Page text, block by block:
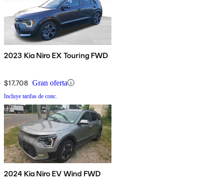
2023 Kia Niro EX Touring FWD
$17,708 Gran oferta
Incluye tarifas de conc.
2024 Kia Niro EV Wind FWD